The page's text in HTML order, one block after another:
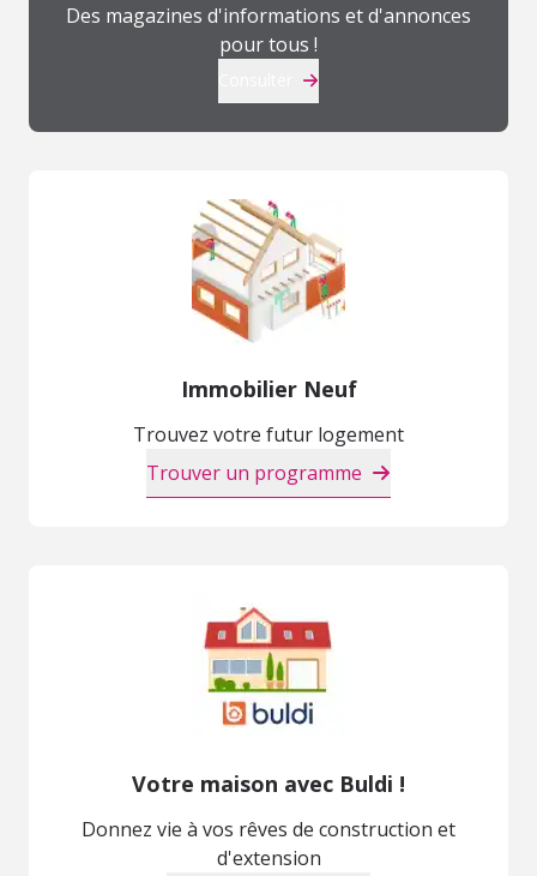
Des magazines d'informations et d'annonces
pour tous !
Immobilier Neuf
Trouvez votre futur logement
Trouver un programme
Votre maison avec Buldi !
Donnez vie à vos rêves de construction et
d'extension